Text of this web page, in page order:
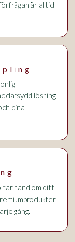
är alltid
lösning
dina
tar hand om ditt
gång.